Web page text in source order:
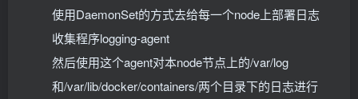
使用DaemonSet的方式去给每一个node上部署日志
收集程序logging-agent
然后使用这个agent对本node节点上的/var/log
和/var/lib/docker/containers/两个目录下的日志进行